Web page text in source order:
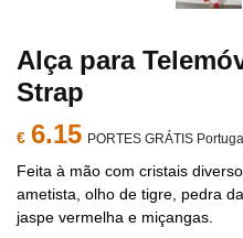
Alça para
Strap
€ 6.15 PORTES GRÁTIS
Feita à mão com cristais
ametista, olho de tigre, pedra
jaspe vermelha e miçangas.